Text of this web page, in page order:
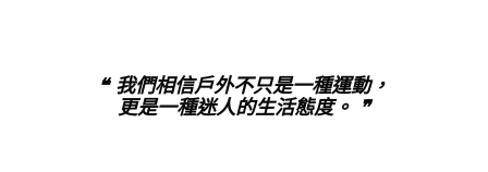
❝ 我們相信戶外不只是一種運動，
更是一種迷人的生活態度。 ❞